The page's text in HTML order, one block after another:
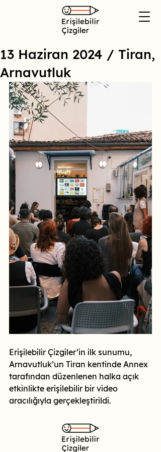
13 Haziran 2024 / Tiran,
Arnavutluk
Erişilebilir Çizgiler’in ilk sunumu,
Arnavutluk’un Tiran kentinde Annex
tarafından düzenlenen halka açık
etkinlikte erişilebilir bir video
aracılığıyla gerçekleştirildi.